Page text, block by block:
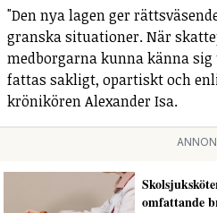
"Den nya lagen ger
granska situationer. När
medborgarna kunna känna
fattas sakligt, opartiskt och
krönikören Alexander Isa.
omfattande